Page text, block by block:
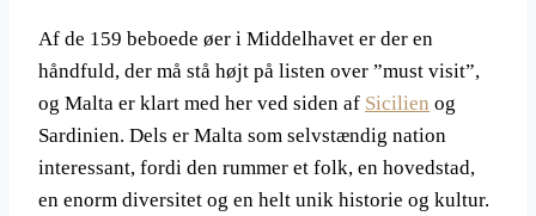
Af de 159 beboede øer i Middelhavet er der en
håndfuld, der må stå højt på listen over ”must visit”,
og Malta er klart med her ved siden af Sicilien og
Sardinien. Dels er Malta som selvstændig nation
interessant, fordi den rummer et folk, en hovedstad,
en enorm diversitet og en helt unik historie og kultur.